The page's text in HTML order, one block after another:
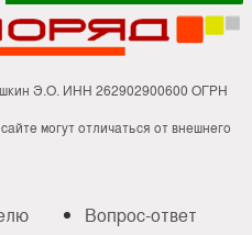
Э.О. ИНН 262902900600 ОГРН
могут отличаться от внешнего
Вопрос-ответ